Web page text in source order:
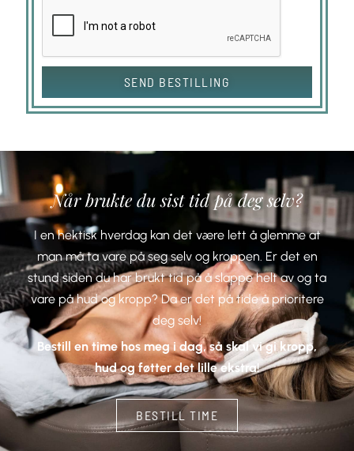
SEND BESTILLING
Når brukte du sist tid på deg selv?
I en hektisk hverdag kan det være lett å glemme at
man må ta vare på seg selv og kroppen. Er det en
stund siden du har brukt tid på å slappe helt av og ta
vare på hud og kropp? Da er det på tide å prioritere
deg selv!
Bestill en time hos meg i dag, så skal vi gi kropp,
hud og føtter det lille ekstra!
BESTILL TIME